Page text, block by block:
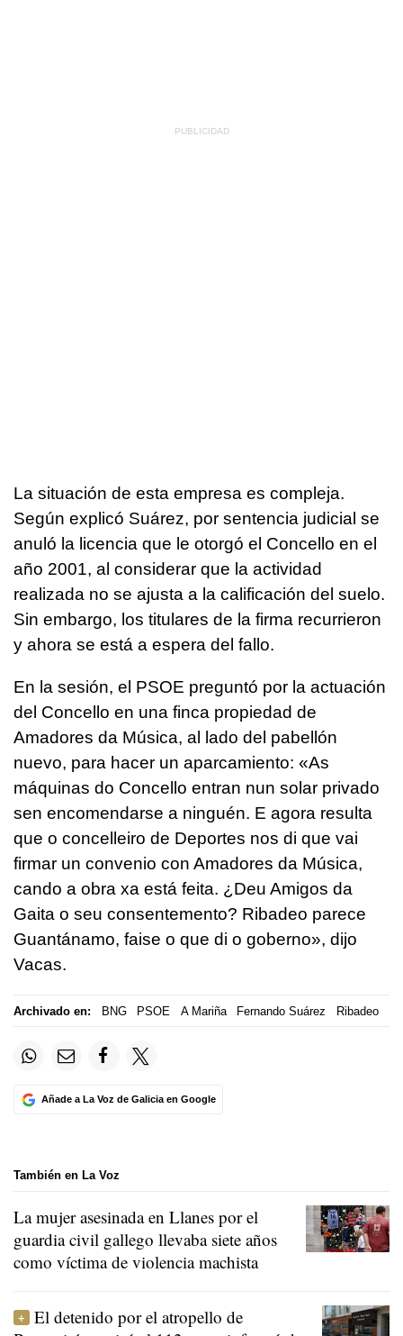
La situación de esta empresa es compleja.
Según explicó Suárez, por sentencia judicial se
anuló la licencia que le otorgó el Concello en el
año 2001, al considerar que la actividad
realizada no se ajusta a la calificación del suelo.
Sin embargo, los titulares de la firma recurrieron
y ahora se está a espera del fallo.
En la sesión, el PSOE preguntó por la actuación
del Concello en una finca propiedad de
Amadores da Música, al lado del pabellón
nuevo, para hacer un aparcamiento: «As
máquinas do Concello entran nun solar privado
sen encomendarse a ninguén. E agora resulta
que o concelleiro de Deportes nos di que vai
firmar un convenio con Amadores da Música,
cando a obra xa está feita. ¿Deu Amigos da
Gaita o seu consentemento? Ribadeo parece
Guantánamo, faise o que di o goberno», dijo
Vacas.
Archivado en: BNG PSOE A Mariña Fernando Suárez Ribadeo
Añade a La Voz de Galicia en Google
También en La Voz
La mujer asesinada en Llanes por el
guardia civil gallego llevaba siete años
como víctima de violencia machista
El detenido por el atropello de